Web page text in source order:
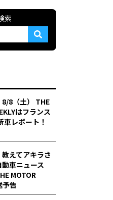
索
8/8（土） THE
はフランス
車レポート！
教えてアキラさ
車ニュース
MOTOR
予告